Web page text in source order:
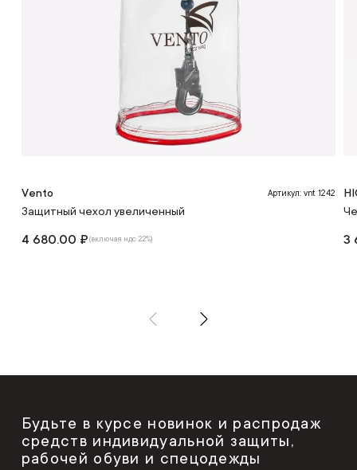
Vento Артикул: vnt 1242
Защитный чехол увеличенный
4 680.00 ₽(включая ндс 22%) 3
Будьте в курсе новинок и распродаж
средств индивидуальной защиты,
рабочей обуви и спецодежды